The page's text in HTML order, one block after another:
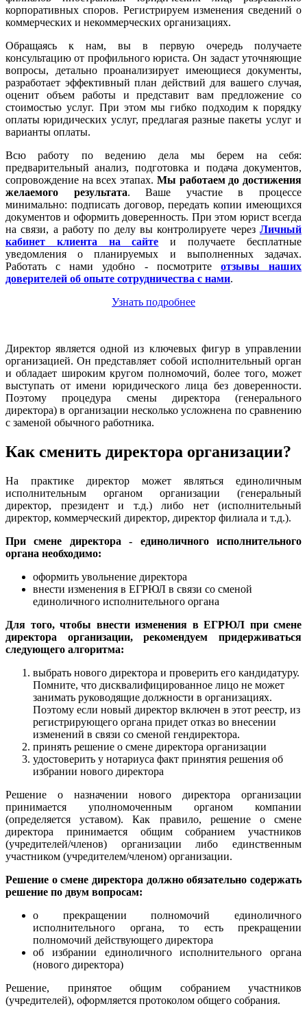
корпоративных споров. Регистрируем изменения сведений о
коммерческих и некоммерческих организациях.
Обращаясь к нам, вы в первую очередь получаете
консультацию от профильного юриста. Он задаст уточняющие
вопросы, детально проанализирует имеющиеся документы,
разработает эффективный план действий для вашего случая,
оценит объем работы и представит вам предложение со
стоимостью услуг. При этом мы гибко подходим к порядку
оплаты юридических услуг, предлагая разные пакеты услуг и
варианты оплаты.
Всю работу по ведению дела мы берем на себя:
предварительный анализ, подготовка и подача документов,
сопровождение на всех этапах. Мы работаем до достижения
желаемого результата. Ваше участие в процессе
минимально: подписать договор, передать копии имеющихся
документов и оформить доверенность. При этом юрист всегда
на связи, а работу по делу вы контролируете через Личный
кабинет клиента на сайте и получаете бесплатные
уведомления о планируемых и выполненных задачах.
Работать с нами удобно - посмотрите отзывы наших
доверителей об опыте сотрудничества с нами.
Узнать подробнее
Директор является одной из ключевых фигур в управлении
организацией. Он представляет собой исполнительный орган
и обладает широким кругом полномочий, более того, может
выступать от имени юридического лица без доверенности.
Поэтому процедура смены директора (генерального
директора) в организации несколько усложнена по сравнению
с заменой обычного работника.
Как сменить директора организации?
На практике директор может являться единоличным
исполнительным органом организации (генеральный
директор, президент и т.д.) либо нет (исполнительный
директор, коммерческий директор, директор филиала и т.д.).
При смене директора - единоличного исполнительного
органа необходимо:
оформить увольнение директора
внести изменения в ЕГРЮЛ в связи со сменой
единоличного исполнительного органа
Для того, чтобы внести изменения в ЕГРЮЛ при смене
директора организации, рекомендуем придерживаться
следующего алгоритма:
выбрать нового директора и проверить его кандидатуру.
Помните, что дисквалифицированное лицо не может
занимать руководящие должности в организациях.
Поэтому если новый директор включен в этот реестр, из
регистрирующего органа придет отказ во внесении
изменений в связи со сменой гендиректора.
принять решение о смене директора организации
удостоверить у нотариуса факт принятия решения об
избрании нового директора
Решение о назначении нового директора организации
принимается уполномоченным органом компании
(определяется уставом). Как правило, решение о смене
директора принимается общим собранием участников
(учредителей/членов) организации либо единственным
участником (учредителем/членом) организации.
Решение о смене директора должно обязательно содержать
решение по двум вопросам:
о прекращении полномочий единоличного
исполнительного органа, то есть прекращении
полномочий действующего директора
об избрании единоличного исполнительного органа
(нового директора)
Решение, принятое общим собранием участников
(учредителей), оформляется протоколом общего собрания.